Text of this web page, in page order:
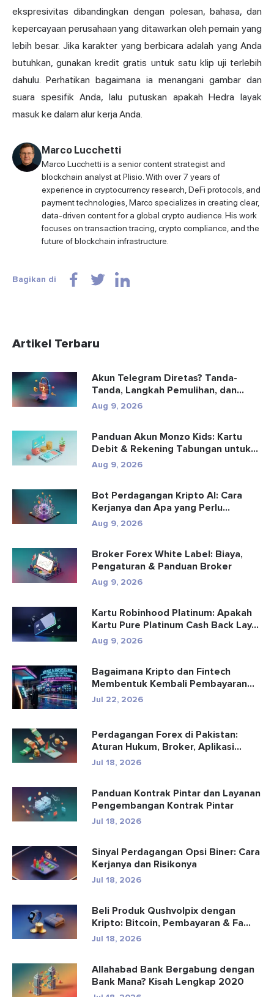
ekspresivitas dibandingkan dengan polesan, bahasa, dan
kepercayaan perusahaan yang ditawarkan oleh pemain yang
lebih besar. Jika karakter yang berbicara adalah yang Anda
butuhkan, gunakan kredit gratis untuk satu klip uji terlebih
dahulu. Perhatikan bagaimana ia menangani gambar dan
suara spesifik Anda, lalu putuskan apakah Hedra layak
masuk ke dalam alur kerja Anda.
Marco Lucchetti
Marco Lucchetti is a senior content strategist and
blockchain analyst at Plisio. With over 7 years of
experience in cryptocurrency research, DeFi protocols, and
payment technologies, Marco specializes in creating clear,
data-driven content for a global crypto audience. His work
focuses on transaction tracing, crypto compliance, and the
future of blockchain infrastructure.
Bagikan di
Artikel Terbaru
Akun Telegram Diretas? Tanda-
Tanda, Langkah Pemulihan, dan
Pencega...
Aug 9, 2026
Panduan Akun Monzo Kids: Kartu
Debit & Rekening Tabungan untuk...
Aug 9, 2026
Bot Perdagangan Kripto AI: Cara
Kerjanya dan Apa yang Perlu
Diketa...
Aug 9, 2026
Broker Forex White Label: Biaya,
Pengaturan & Panduan Broker
Aug 9, 2026
Kartu Robinhood Platinum: Apakah
Kartu Pure Platinum Cash Back Lay...
Aug 9, 2026
Bagaimana Kripto dan Fintech
Membentuk Kembali Pembayaran
dan Hibu...
Jul 22, 2026
Perdagangan Forex di Pakistan:
Aturan Hukum, Broker, Aplikasi
Perd...
Jul 18, 2026
Panduan Kontrak Pintar dan Layanan
Pengembangan Kontrak Pintar
Jul 18, 2026
Sinyal Perdagangan Opsi Biner: Cara
Kerjanya dan Risikonya
Jul 18, 2026
Beli Produk Qushvolpix dengan
Kripto: Bitcoin, Pembayaran & Fa...
Jul 18, 2026
Allahabad Bank Bergabung dengan
Bank Mana? Kisah Lengkap 2020